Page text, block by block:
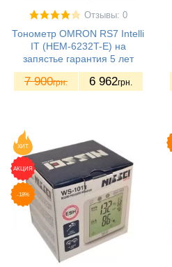
Отзывы: 0
Тонометр OMRON RS7 Intelli
IT (HEM-6232T-E) на
запястье гарантия 5 лет
7 900грн. 6 962грн.
ХИТ
АКЦИЯ
-18%